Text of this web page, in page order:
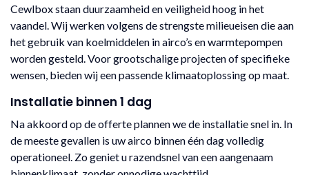
Cewlbox staan duurzaamheid en veiligheid hoog in het
vaandel. Wij werken volgens de strengste milieueisen die aan
het gebruik van koelmiddelen in airco’s en warmtepompen
worden gesteld. Voor grootschalige projecten of specifieke
wensen, bieden wij een passende klimaatoplossing op maat.
Installatie binnen 1 dag
Na akkoord op de offerte plannen we de installatie snel in. In
de meeste gevallen is uw airco binnen één dag volledig
operationeel. Zo geniet u razendsnel van een aangenaam